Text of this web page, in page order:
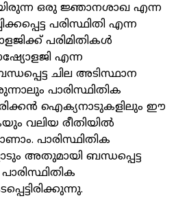
ഒരു ജ്ഞാനശാഖ എന്ന
പരിസ്ഥിതി എന്ന
പരിമിതികൾ
എന്ന
ചില അടിസ്ഥാന
പാരിസ്ഥിതിക
ഐക്യനാടുകളിലും ഈ
വലിയ രീതിയിൽ
പാരിസ്ഥിതിക
അതുമായി ബന്ധപ്പെട്ട